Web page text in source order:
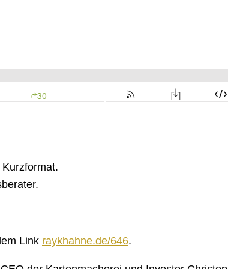
Link raykhahne.de/646.